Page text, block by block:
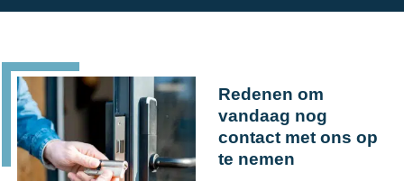
Redenen om
vandaag nog
contact met ons op
te nemen